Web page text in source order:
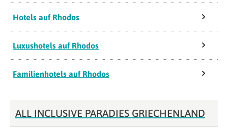
Hotels auf Rhodos
Luxushotels auf Rhodos
Familienhotels auf Rhodos
ALL INCLUSIVE PARADIES GRIECHENLAND